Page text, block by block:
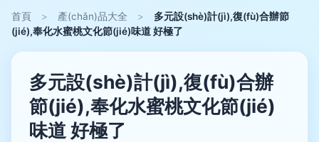
首頁 > 產(chǎn)品大全 >
多元設(shè)計(jì),復(fù)合辦節
(jié),奉化水蜜桃文化節(jié)味道 好極了
多元設(shè)計(jì),復(fù)合辦
節(jié),奉化水蜜桃文化節(jié)
味道 好極了